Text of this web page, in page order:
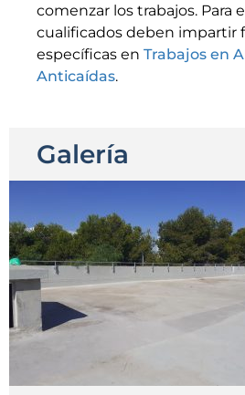
comenzar los trabajos. Para
cualificados deben impartir
específicas en Trabajos en
Anticaídas.
Galería